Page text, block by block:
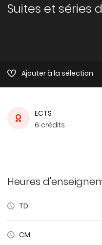
Suites et séries
Ajouter à la sélection
ECTS
6 crédits
Heures
TD
CM